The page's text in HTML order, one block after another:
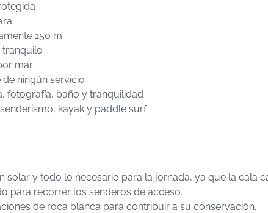
150 m
tranquilo
mar
de ningún servicio
fotografía, baño y tranquilidad
kayak y paddle surf
solar y todo lo necesario para la jornada, ya que la cala
para recorrer los senderos de acceso.
de roca blanca para contribuir a su conservación.